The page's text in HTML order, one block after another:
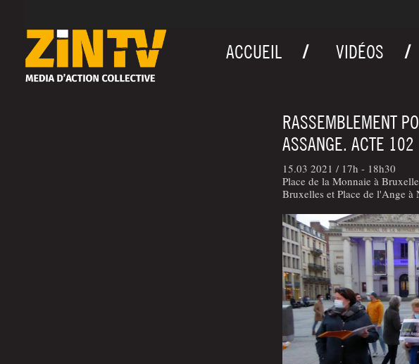
ACCUEIL VIDÉOS
RASSEMBLEMENT
ASSANGE. ACTE 102
15.03 2021 / 17h - 18h30
Place de la Monnaie à
Bruxelles et Place de l'Ange à